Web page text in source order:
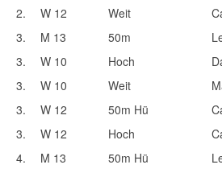
2.
W 12 Weit
3.
M 13 50m
3.
W 10 Hoch
3.
W 10 Weit
3.
W 12 50m Hü
3.
W 12 Hoch
4.
M 13 50m Hü